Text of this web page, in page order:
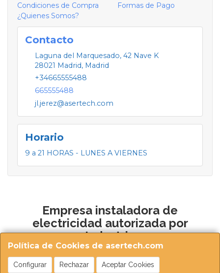
Política de Cookies de asertech.com
Configurar Rechazar Aceptar Cookies
Condiciones de Compra
Formas de Pago
¿Quienes Somos?
Contacto
Laguna del Marquesado, 42 Nave K
28021 Madrid, Madrid
+34665555488
665555488
jl.jerez@asertech.com
Horario
9 a 21 HORAS - LUNES A VIERNES
Empresa instaladora de
electricidad autorizada por
Industria